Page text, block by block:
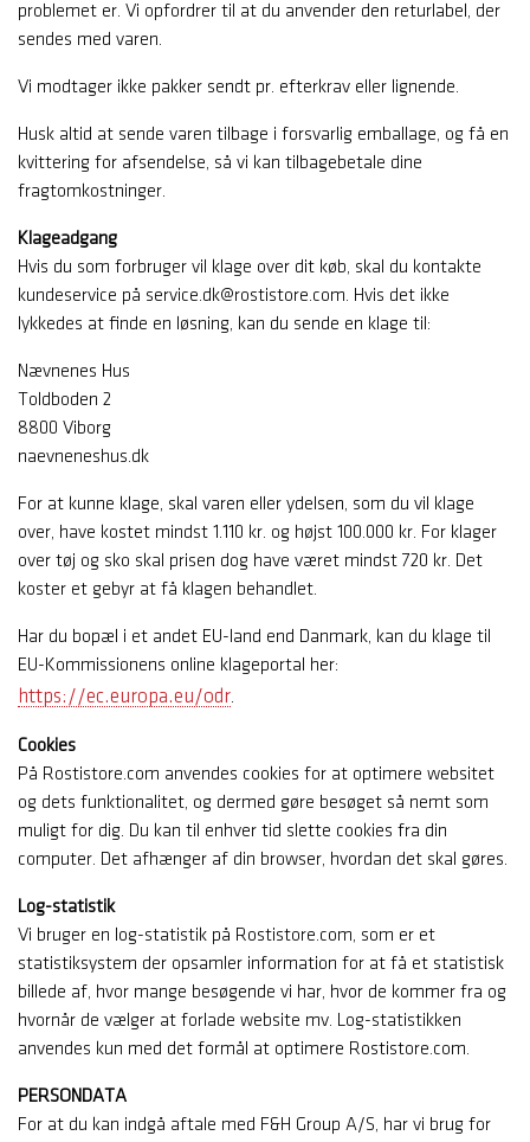
problemet er. Vi opfordrer til at du anvender den returlabel, der
sendes med varen.
Vi modtager ikke pakker sendt pr. efterkrav eller lignende.
Husk altid at sende varen tilbage i forsvarlig emballage, og få en
kvittering for afsendelse, så vi kan tilbagebetale dine
fragtomkostninger.
Klageadgang
Hvis du som forbruger vil klage over dit køb, skal du kontakte
kundeservice på service.dk@rostistore.com. Hvis det ikke
lykkedes at finde en løsning, kan du sende en klage til:
Nævnenes Hus
Toldboden 2
8800 Viborg
naevneneshus.dk
For at kunne klage, skal varen eller ydelsen, som du vil klage
over, have kostet mindst 1.110 kr. og højst 100.000 kr. For klager
over tøj og sko skal prisen dog have været mindst 720 kr. Det
koster et gebyr at få klagen behandlet.
Har du bopæl i et andet EU-land end Danmark, kan du klage til
EU-Kommissionens online klageportal her:
https://ec.europa.eu/odr.
Cookies
På Rostistore.com anvendes cookies for at optimere websitet
og dets funktionalitet, og dermed gøre besøget så nemt som
muligt for dig. Du kan til enhver tid slette cookies fra din
computer. Det afhænger af din browser, hvordan det skal gøres.
Log-statistik
Vi bruger en log-statistik på Rostistore.com, som er et
statistiksystem der opsamler information for at få et statistisk
billede af, hvor mange besøgende vi har, hvor de kommer fra og
hvornår de vælger at forlade website mv. Log-statistikken
anvendes kun med det formål at optimere Rostistore.com.
PERSONDATA
For at du kan indgå aftale med F&H Group A/S, har vi brug for